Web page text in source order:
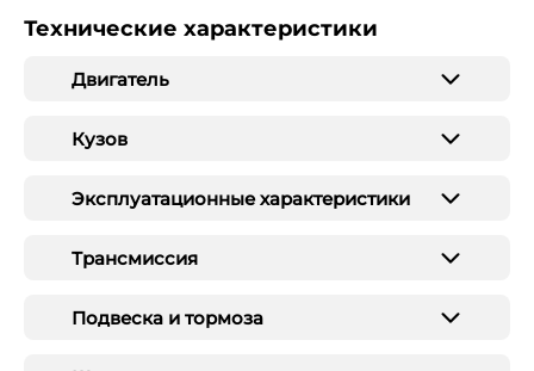
Технические характеристики
Двигатель
Кузов
Эксплуатационные характеристики
Трансмиссия
Подвеска и тормоза